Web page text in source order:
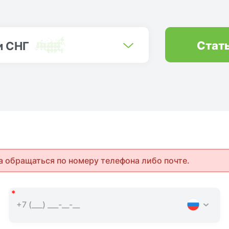
СНГ
по номеру телефона либо почте.